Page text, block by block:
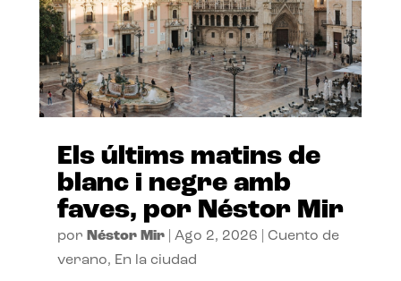
Els últims matins de
blanc i negre amb
faves, por Néstor Mir
por Néstor Mir| Ago 2, 2026
Cuento de
verano, En la ciudad